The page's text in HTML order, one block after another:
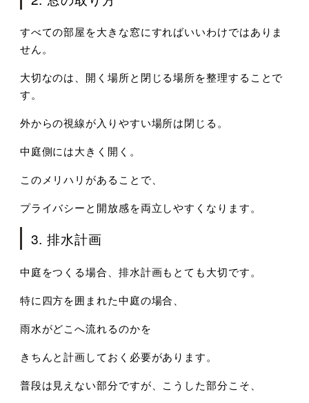
すべての部屋を大きな窓にすればいいわけではありま
せん。
大切なのは、 開く場所と閉じる場所を整理することで
す。
外からの視線が入りやすい場所は閉じる。
中庭側には大きく開く。
このメリハリがあることで、
プライバシーと開放感を両立しやすくなります。
3. 排水計画
中庭をつくる場合、 排水計画もとても大切です。
特に四方を囲まれた中庭の場合、
雨水がどこへ流れるのかを
きちんと計画しておく必要があります。
普段は見えない部分ですが、 こうした部分こそ、